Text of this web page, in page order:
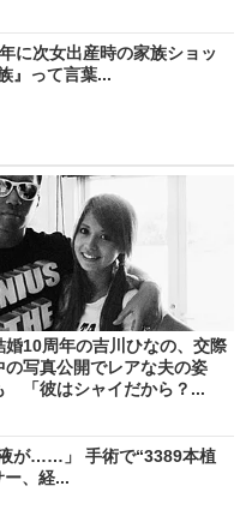
に次女出産時の家族ショッ
』って言葉...
婚10周年の吉川ひなの、交際
の写真公開でレアな夫の姿
「彼はシャイだから？...
液が……」 手術で“3389本植
ー、経...